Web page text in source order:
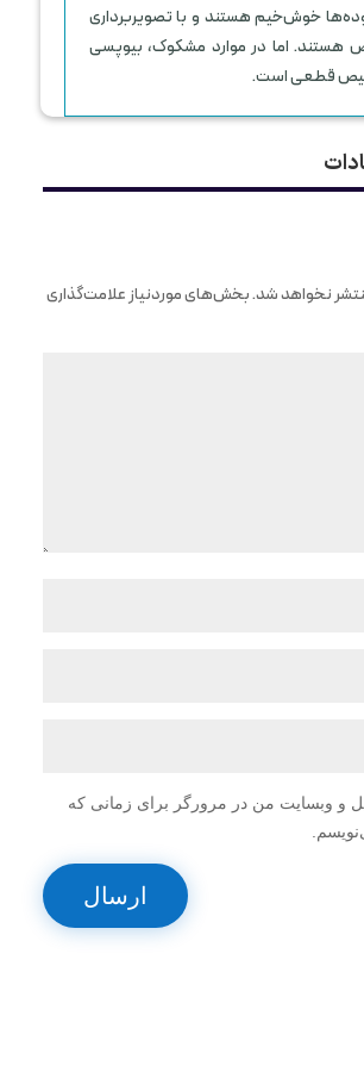
خوش‌خیم هستند و با تصویربرداری
هستند. اما در موارد مشکوک، بیوپسی
قطعی است.
نخواهد شد.بخش‌های موردنیاز علامت‌گذاری
و وبسایت من در مرورگر برای زمانی که
ارسال